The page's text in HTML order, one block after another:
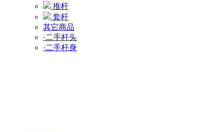
推杆
套杆
其它商品
·二手杆头
·二手杆身